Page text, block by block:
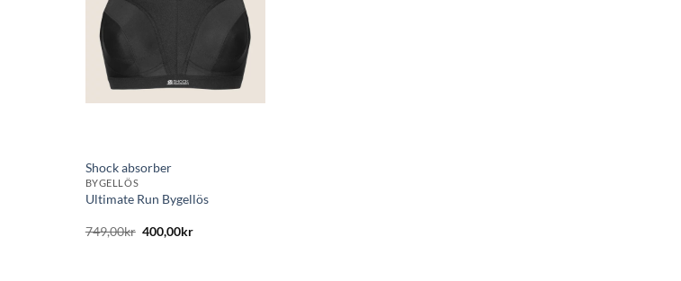
Shock absorber
BYGELLÖS
Ultimate Run Bygellös
749,00kr Det
ursprungliga
400,00krDet